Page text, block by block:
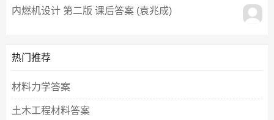
内燃机设计 第二版 课后答案 (袁兆成)
热门推荐
材料力学答案
土木工程材料答案